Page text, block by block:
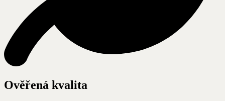
Ověřená kvalita